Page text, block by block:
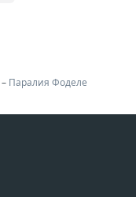
– Паралия Фоделе